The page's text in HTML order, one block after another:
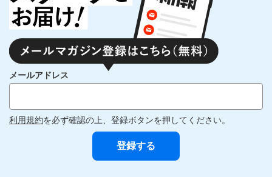
メールアドレス
利用規約を必ず確認の上、登録ボタンを押してください。